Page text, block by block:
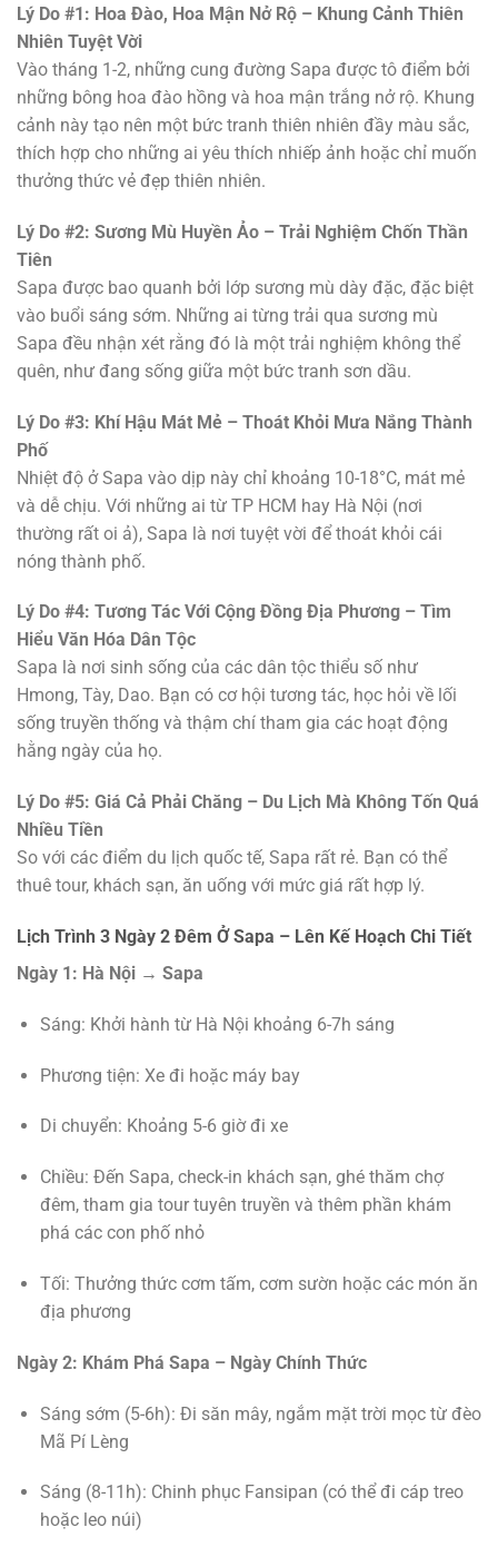
Lý Do #1: Hoa Đào, Hoa Mận Nở Rộ – Khung Cảnh Thiên
Nhiên Tuyệt Vời
Vào tháng 1-2, những cung đường Sapa được tô điểm bởi
những bông hoa đào hồng và hoa mận trắng nở rộ. Khung
cảnh này tạo nên một bức tranh thiên nhiên đầy màu sắc,
thích hợp cho những ai yêu thích nhiếp ảnh hoặc chỉ muốn
thưởng thức vẻ đẹp thiên nhiên.
Lý Do #2: Sương Mù Huyền Ảo – Trải Nghiệm Chốn Thần
Tiên
Sapa được bao quanh bởi lớp sương mù dày đặc, đặc biệt
vào buổi sáng sớm. Những ai từng trải qua sương mù
Sapa đều nhận xét rằng đó là một trải nghiệm không thể
quên, như đang sống giữa một bức tranh sơn dầu.
Lý Do #3: Khí Hậu Mát Mẻ – Thoát Khỏi Mưa Nắng Thành
Phố
Nhiệt độ ở Sapa vào dịp này chỉ khoảng 10-18°C, mát mẻ
và dễ chịu. Với những ai từ TP HCM hay Hà Nội (nơi
thường rất oi ả), Sapa là nơi tuyệt vời để thoát khỏi cái
nóng thành phố.
Lý Do #4: Tương Tác Với Cộng Đồng Địa Phương – Tìm
Hiểu Văn Hóa Dân Tộc
Sapa là nơi sinh sống của các dân tộc thiểu số như
Hmong, Tày, Dao. Bạn có cơ hội tương tác, học hỏi về lối
sống truyền thống và thậm chí tham gia các hoạt động
hằng ngày của họ.
Lý Do #5: Giá Cả Phải Chăng – Du Lịch Mà Không Tốn Quá
Nhiều Tiền
So với các điểm du lịch quốc tế, Sapa rất rẻ. Bạn có thể
thuê tour, khách sạn, ăn uống với mức giá rất hợp lý.
Lịch Trình 3 Ngày 2 Đêm Ở Sapa – Lên Kế Hoạch Chi Tiết
Ngày 1: Hà Nội → Sapa
Sáng: Khởi hành từ Hà Nội khoảng 6-7h sáng
Phương tiện: Xe đi hoặc máy bay
Di chuyển: Khoảng 5-6 giờ đi xe
Chiều: Đến Sapa, check-in khách sạn, ghé thăm chợ
đêm, tham gia tour tuyên truyền và thêm phần khám
phá các con phố nhỏ
Tối: Thưởng thức cơm tấm, cơm sườn hoặc các món ăn
địa phương
Ngày 2: Khám Phá Sapa – Ngày Chính Thức
Sáng sớm (5-6h): Đi săn mây, ngắm mặt trời mọc từ đèo
Mã Pí Lèng
Sáng (8-11h): Chinh phục Fansipan (có thể đi cáp treo
hoặc leo núi)